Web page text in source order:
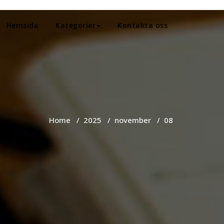
Hemsida Kategorier Kontakta oss
Home / 2025 / november / 08